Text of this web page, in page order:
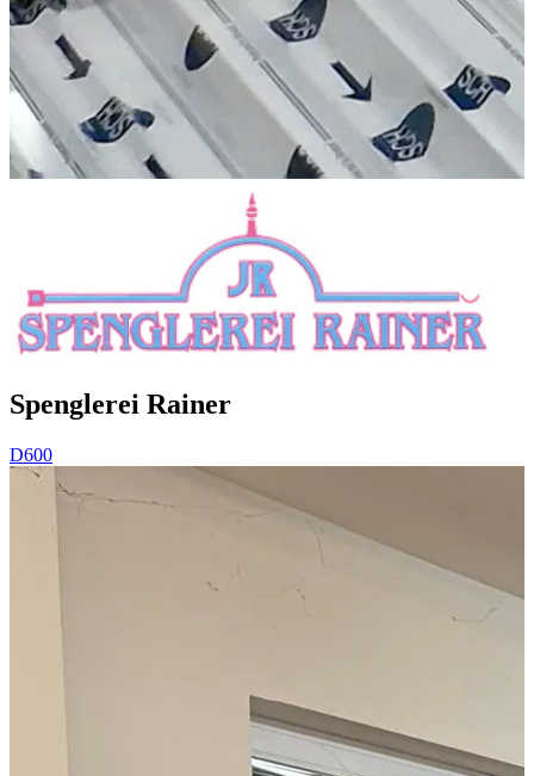
Spenglerei Rainer
D600